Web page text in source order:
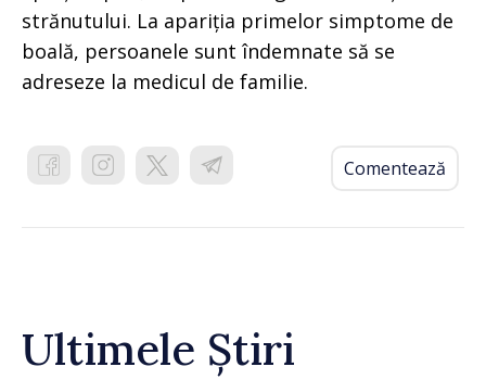
strănutului. La apariția primelor simptome de
boală, persoanele sunt îndemnate să se
adreseze la medicul de familie.
Comentează
Ultimele Știri